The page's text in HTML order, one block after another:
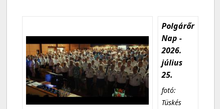
Polgárőr
Nap -
2026.
július
25.
fotó:
Tüskés